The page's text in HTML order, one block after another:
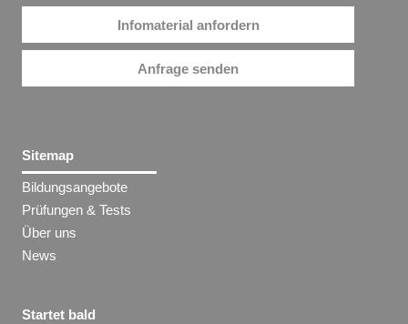
Infomaterial anfordern
Anfrage senden
Sitemap
Bildungsangebote
Prüfungen & Tests
Über uns
News
Startet bald